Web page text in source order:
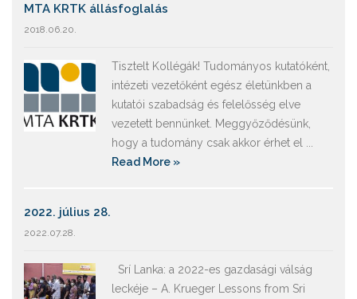
MTA KRTK állásfoglalás
2018.06.20.
Tisztelt Kollégák! Tudományos kutatóként,
intézeti vezetőként egész életünkben a
kutatói szabadság és felelősség elve
vezetett bennünket. Meggyőződésünk,
hogy a tudomány csak akkor érhet el ...
Read More »
2022. július 28.
2022.07.28.
Srí Lanka: a 2022-es gazdasági válság
leckéje – A. Krueger Lessons from Sri